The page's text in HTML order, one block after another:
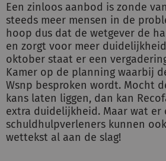
Een zinloos aanbod is zonde
steeds meer mensen in de
hoop dus dat de wetgever de
en zorgt voor meer
oktober staat er een
Kamer op de planning waarbij
Wsnp besproken wordt. Mocht
kans laten liggen, dan kan
extra duidelijkheid. Maar wat er
schuldhulpverleners kunnen
wettekst al aan de slag!